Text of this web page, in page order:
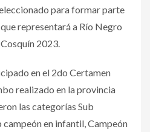
para formar parte
representará a Río Negro
2023.
en el 2do Certamen
realizado en la provincia
las categorías Sub
campeón en infantil, Campeón